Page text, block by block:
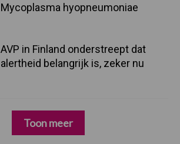
Mycoplasma hyopneumoniae
AVP in Finland onderstreept dat
alertheid belangrijk is, zeker nu
Toon meer